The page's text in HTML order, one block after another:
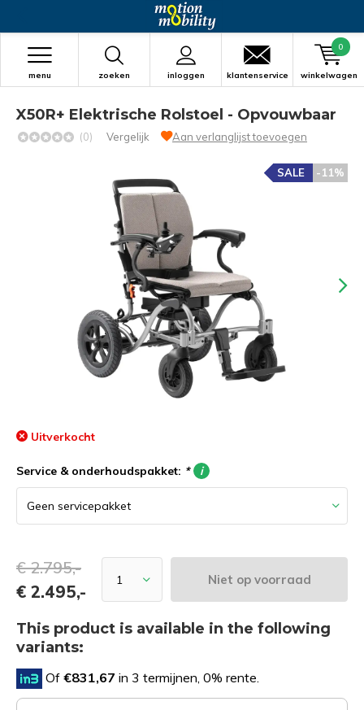
zoeken inloggen
menu klantenservice winkelwagen
0
X50R+ Elektrische Rolstoel - Opvouwbaar
(0) Vergelijk Aan verlanglijst toevoegen
-11%
SALE
Uitverkocht
Service & onderhoudspakket: * i
€ 2.795,-
€ 2.495,-
Niet op voorraad
This product is available in the following
variants:
Of €831,67 in 3 termijnen, 0% rente.